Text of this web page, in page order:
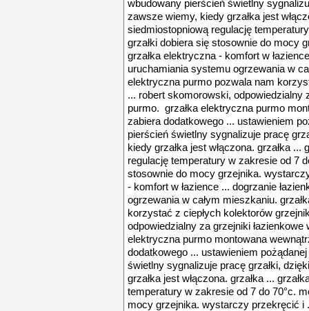
wbudowany pierścień świetlny
zawsze wiemy, kiedy grzałka jest
siedmiostopniową regulację
grzałki dobiera się stosownie do mocy
grzałka elektryczna - komfort w
uruchamiania systemu ogrzewania w
elektryczna purmo pozwala nam
... robert skomorowski, odpowiedzialny
purmo. grzałka elektryczna purmo
zabiera dodatkowego ... ustawieniem
pierścień świetlny sygnalizuje pracę
kiedy grzałka jest włączona. grzałka
regulację temperatury w zakresie od 7
stosownie do mocy grzejnika.
- komfort w łazience ... dogrzanie
ogrzewania w całym mieszkaniu.
korzystać z ciepłych kolektorów
odpowiedzialny za grzejniki
elektryczna purmo montowana
dodatkowego ... ustawieniem
świetlny sygnalizuje pracę grzałki,
grzałka jest włączona. grzałka ...
temperatury w zakresie od 7 do 70°c.
mocy grzejnika. wystarczy przekręcić i